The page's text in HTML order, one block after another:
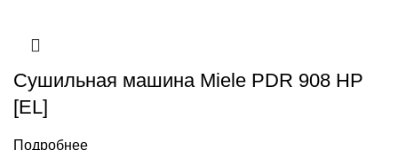
Сушильная машина Miele PDR 908 HP
[EL]
Подробнее